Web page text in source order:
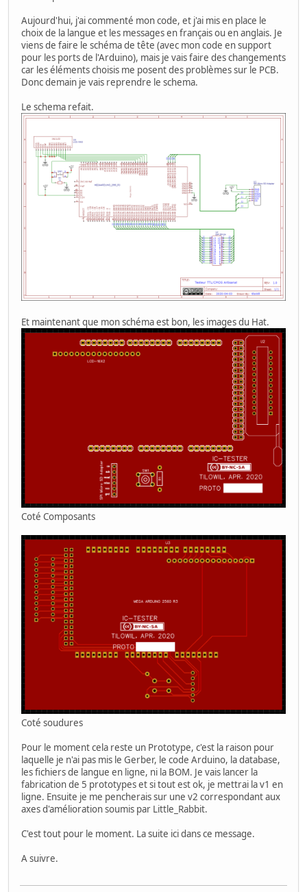
Aujourd'hui, j'ai commenté mon code, et j'ai mis en place le
choix de la langue et les messages en français ou en anglais. Je
viens de faire le schéma de tête (avec mon code en support
pour les ports de l'Arduino), mais je vais faire des changements
car les éléments choisis me posent des problèmes sur le PCB.
Donc demain je vais reprendre le schema.
Le schema refait.
Et maintenant que mon schéma est bon, les images du Hat.
Coté Composants
Coté soudures
Pour le moment cela reste un Prototype, c'est la raison pour
laquelle je n'ai pas mis le Gerber, le code Arduino, la database,
les fichiers de langue en ligne, ni la BOM. Je vais lancer la
fabrication de 5 prototypes et si tout est ok, je mettrai la v1 en
ligne. Ensuite je me pencherais sur une v2 correspondant aux
axes d'amélioration soumis par Little_Rabbit.
C'est tout pour le moment. La suite ici dans ce message.
A suivre.